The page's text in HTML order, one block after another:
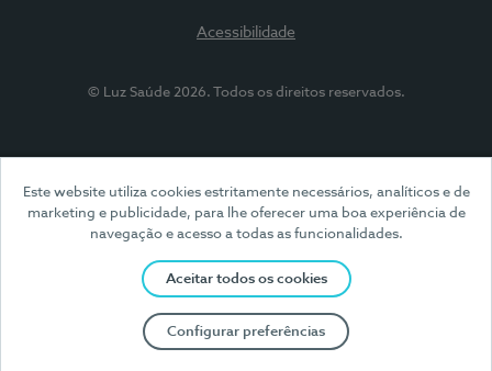
Este website utiliza cookies estritamente necessários, analíticos e de
marketing e publicidade, para lhe oferecer uma boa experiência de
navegação e acesso a todas as funcionalidades.
Aceitar todos os cookies
Configurar preferências
Acessibilidade
© Luz Saúde 2026. Todos os direitos reservados.